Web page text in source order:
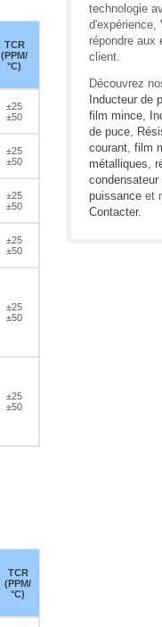
TCR
(PPM/
°C)
±25
±50
±25
±50
±25
±50
±25
±50
±25
±50
±25
±50
TCR
(PPM/
°C)
technologie
d'expérience,
répondre aux
client.
Découvrez
Inducteur de
film mince,
de puce,
courant, film
métalliques,
condensateur
puissance et
Contacter.